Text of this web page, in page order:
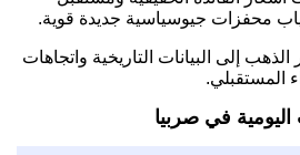
غياب محفزات جيوسياسية جديدة قوية.
إلى البيانات التاريخية واتجاهات
المستقبلي.
في صربيا